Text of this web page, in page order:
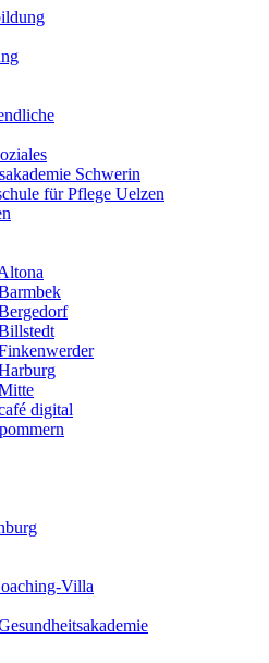
Schwerin
für Pflege Uelzen
digital
Villa